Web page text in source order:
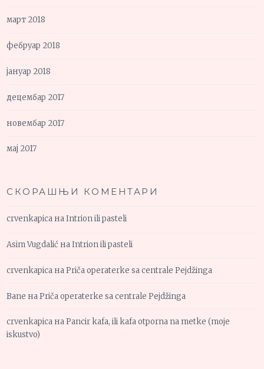
март 2018
фебруар 2018
јануар 2018
децембар 2017
новембар 2017
мај 2017
СКОРАШЊИ КОМЕНТАРИ
crvenkapica наIntrion ili pasteli
Asim Vugdalić наIntrion ili pasteli
crvenkapica наPriča operaterke sa centrale Pejdžinga
Bane наPriča operaterke sa centrale Pejdžinga
crvenkapica наPancir kafa, ili kafa otporna na metke (moje
iskustvo)